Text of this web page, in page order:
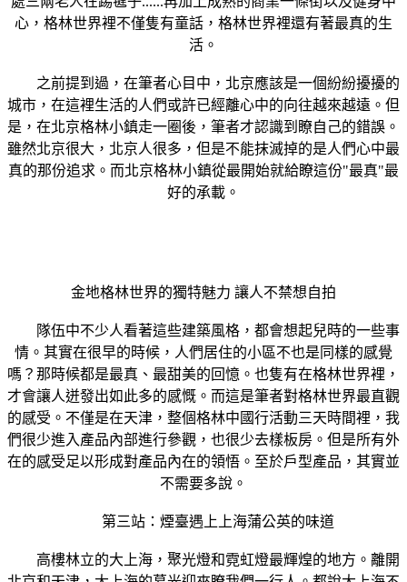
心，格林世界裡不僅隻有童話，格林世界裡還有著最真的生
活。
之前提到過，在筆者心目中，北京應該是一個紛紛擾擾的
城市，在這裡生活的人們或許已經離心中的向往越來越遠。但
是，在北京格林小鎮走一圈後，筆者才認識到瞭自己的錯誤。
雖然北京很大，北京人很多，但是不能抹滅掉的是人們心中最
真的那份追求。而北京格林小鎮從最開始就給瞭這份"最真"最
好的承載。
金地格林世界的獨特魅力 讓人不禁想自拍
隊伍中不少人看著這些建築風格，都會想起兒時的一些事
情。其實在很早的時候，人們居住的小區不也是同樣的感覺
嗎？那時候都是最真、最甜美的回憶。也隻有在格林世界裡，
才會讓人迸發出如此多的感慨。而這是筆者對格林世界最直觀
的感受。不僅是在天津，整個格林中國行活動三天時間裡，我
們很少進入產品內部進行參觀，也很少去樣板房。但是所有外
在的感受足以形成對產品內在的領悟。至於戶型產品，其實並
不需要多說。
第三站：煙臺遇上上海蒲公英的味道
高樓林立的大上海，聚光燈和霓虹燈最輝煌的地方。離開